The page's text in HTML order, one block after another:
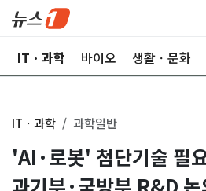
ITㆍ과학 바이오 생활ㆍ문화
ITㆍ과학 과학일반
'AI·로봇' 첨단기술 필